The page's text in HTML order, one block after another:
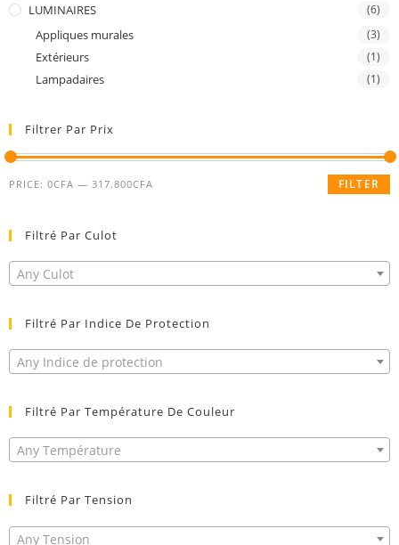
LUMINAIRES (6)
Appliques murales (3)
Extérieurs (1)
Lampadaires (1)
Filtrer Par Prix
FILTER
PRICE: 0CFA — 317.800CFA
Filtré Par Culot
Any Culot
Filtré Par Indice De Protection
Any Indice de protection
Filtré Par Température De Couleur
Any Température
Filtré Par Tension
Any Tension